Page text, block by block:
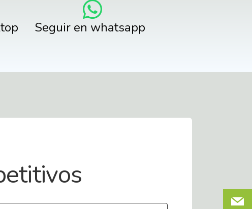
Seguir en whatsapp